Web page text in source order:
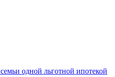
одной льготной ипотекой